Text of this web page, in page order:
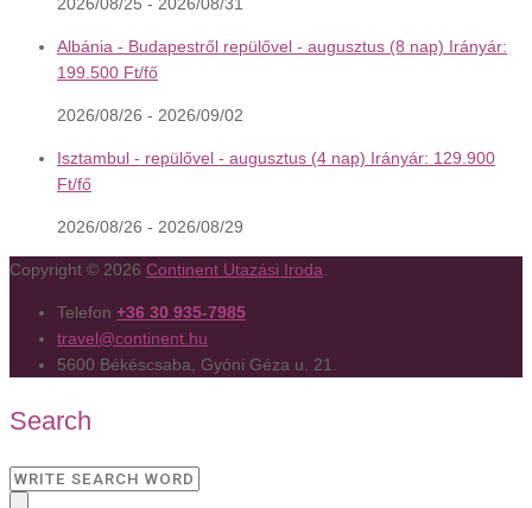
2026/08/25 - 2026/08/31
Albánia - Budapestről repülővel - augusztus (8 nap) Irányár:
199.500 Ft/fő
2026/08/26 - 2026/09/02
Isztambul - repülővel - augusztus (4 nap) Irányár: 129.900
Ft/fő
2026/08/26 - 2026/08/29
Copyright © 2026 Continent Utazási Iroda.
Telefon +36 30 935-7985
travel@continent.hu
5600 Békéscsaba, Gyóni Géza u. 21.
Search